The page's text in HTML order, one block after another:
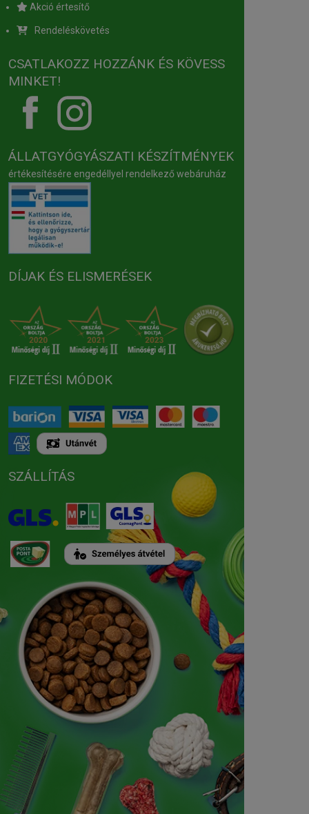
Akció értesítő
Rendeléskövetés
CSATLAKOZZ HOZZÁNK ÉS KÖVESS
MINKET!
ÁLLATGYÓGYÁSZATI KÉSZÍTMÉNYEK
értékesítésére engedéllyel rendelkező webáruház
DÍJAK ÉS ELISMERÉSEK
FIZETÉSI MÓDOK
SZÁLLÍTÁS